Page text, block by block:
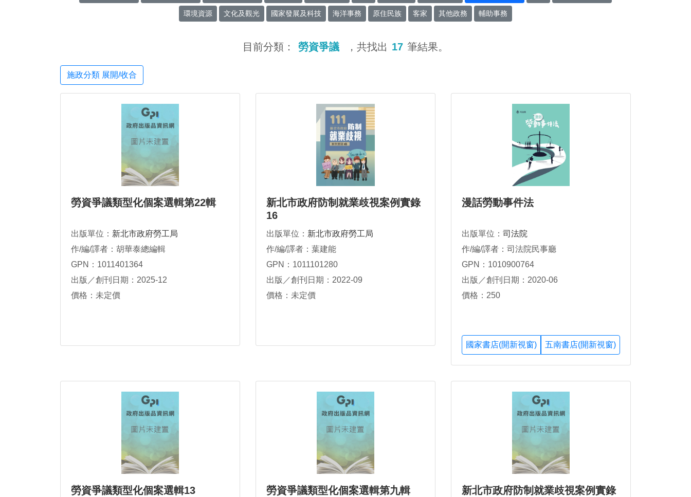
環境資源 文化及觀光 國家發展及科技 海洋事務 原住民族 客家 其他政務 輔助事務
目前分類： 勞資爭議 ，共找出 17 筆結果。
施政分類 展開/收合
勞資爭議類型化個案選輯第22輯
出版單位： 新北市政府勞工局
作/編/譯者：胡華泰總編輯
GPN：1011401364
出版／創刊日期：2025-12
價格：未定價
新北市政府防制就業歧視案例實錄
16
出版單位： 新北市政府勞工局
作/編/譯者：葉建能
GPN：1011101280
出版／創刊日期：2022-09
價格：未定價
漫話勞動事件法
出版單位： 司法院
作/編/譯者：司法院民事廳
GPN：1010900764
出版／創刊日期：2020-06
價格：250
國家書店(開新視窗) 五南書店(開新視窗)
勞資爭議類型化個案選輯13 勞資爭議類型化個案選輯第九輯
新北市政府防制就業歧視案例實錄